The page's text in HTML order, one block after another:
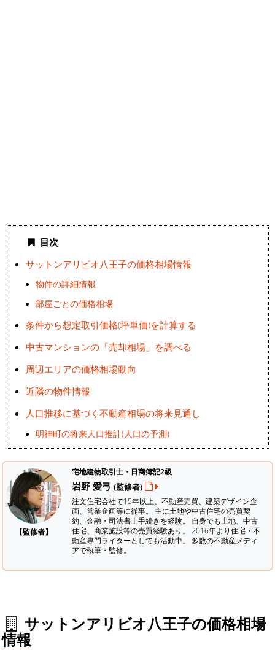
目次
サットンアリビオ八王子の価格相場情報
物件の詳細情報
部屋ごとの価格相場
条件から想定取引価格(坪単価)を計算する
中古マンションの「売却相場」を調べる
周辺エリアの価格相場動向
近隣の物件情報
人口推移に基づく不動産相場の将来見通し
明神町の将来人口推計(人口の予測)
【監修者】
宅地建物取引士・日商簿記2級
岩野 愛弓 (監修者)
注文住宅会社で15年以上、不動産売買、建築デザイン企
画、営業企画等に従事。 主に土地や中古住宅の売買契
約、金融・司法書士手続きを経験。 自身でも土地、中古
住宅、商業施設等の売買経験あり。 2016年より住宅・不
動産専門ライターとしても活動中。 多数の不動産メディ
アで執筆・監修。
サットンアリビオ八王子の価格相場
情報